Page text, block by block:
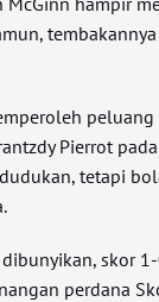
Pierrot
tetapi
skor
perdana